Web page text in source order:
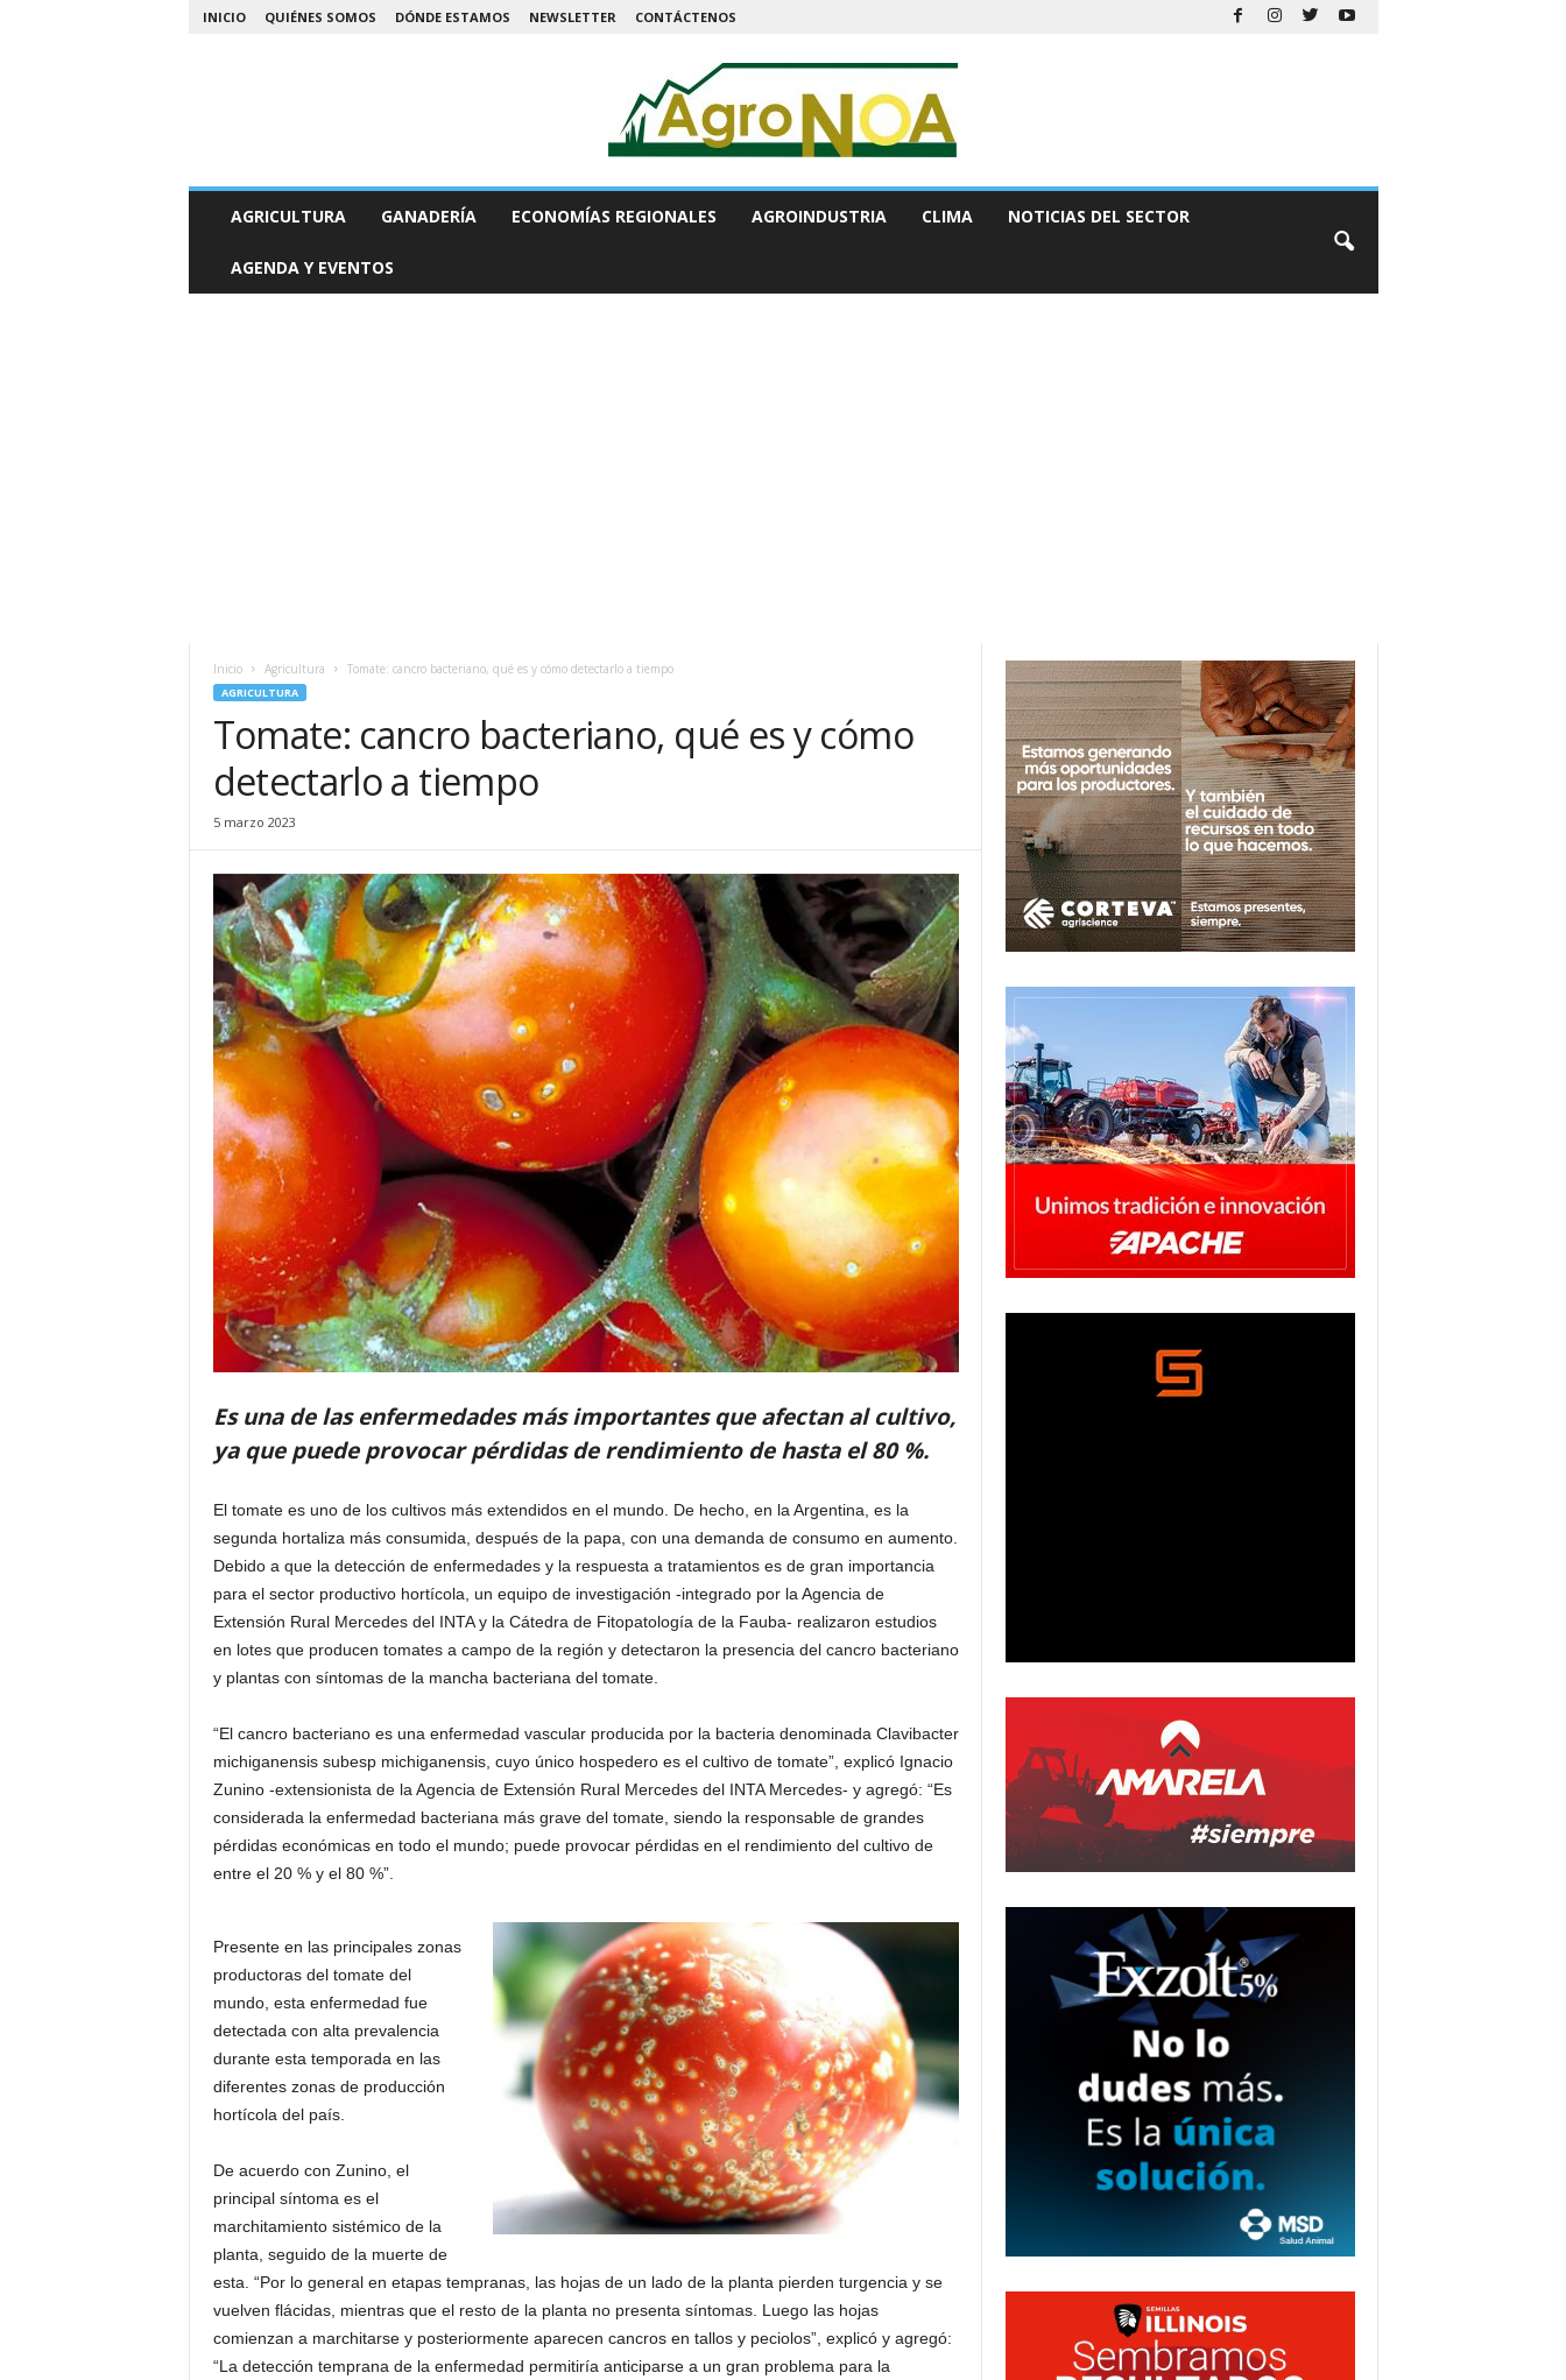
INICIO QUIÉNES SOMOS DÓNDE ESTAMOS NEWSLETTER CONTÁCTENOS
N
AGRICULTURA GANADERÍA ECONOMÍAS REGIONALES AGROINDUSTRIA CLIMA NOTICIAS DEL SECTOR
AGENDA Y EVENTOS
Inicio Agricultura Tomate: cancro bacteriano, qué es y cómo detectarlo a tiempo
AGRICULTURA
Tomate: cancro bacteriano, qué es y cómo
detectarlo a tiempo
5 marzo 2023
Es una de las enfermedades más importantes que afectan al cultivo,
ya que puede provocar pérdidas de rendimiento de hasta el 80 %.
El tomate es uno de los cultivos más extendidos en el mundo. De hecho, en la Argentina, es la
segunda hortaliza más consumida, después de la papa, con una demanda de consumo en aumento.
Debido a que la detección de enfermedades y la respuesta a tratamientos es de gran importancia
para el sector productivo hortícola, un equipo de investigación -integrado por la Agencia de
Extensión Rural Mercedes del INTA y la Cátedra de Fitopatología de la Fauba- realizaron estudios
en lotes que producen tomates a campo de la región y detectaron la presencia del cancro bacteriano
y plantas con síntomas de la mancha bacteriana del tomate.
“El cancro bacteriano es una enfermedad vascular producida por la bacteria denominada Clavibacter
michiganensis subesp michiganensis, cuyo único hospedero es el cultivo de tomate”, explicó Ignacio
Zunino -extensionista de la Agencia de Extensión Rural Mercedes del INTA Mercedes- y agregó: “Es
considerada la enfermedad bacteriana más grave del tomate, siendo la responsable de grandes
pérdidas económicas en todo el mundo; puede provocar pérdidas en el rendimiento del cultivo de
entre el 20 % y el 80 %”.
Presente en las principales zonas
productoras del tomate del
mundo, esta enfermedad fue
detectada con alta prevalencia
durante esta temporada en las
diferentes zonas de producción
hortícola del país.
De acuerdo con Zunino, el
principal síntoma es el
marchitamiento sistémico de la
planta, seguido de la muerte de
esta. “Por lo general en etapas tempranas, las hojas de un lado de la planta pierden turgencia y se
vuelven flácidas, mientras que el resto de la planta no presenta síntomas. Luego las hojas
comienzan a marchitarse y posteriormente aparecen cancros en tallos y peciolos”, explicó y agregó:
“La detección temprana de la enfermedad permitiría anticiparse a un gran problema para la